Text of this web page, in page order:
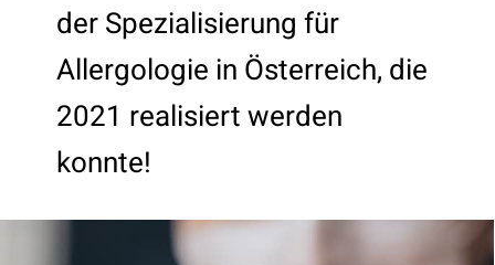
der Spezialisierung für
Allergologie in Österreich, die
2021 realisiert werden
konnte!